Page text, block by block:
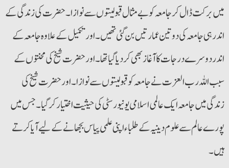
میں برکت ڈال کر جامعہ کو بے مثال قبولیتوں سے نوازا۔ حضرت کی زندگی کے
اندر ہی جامعہ کی دو تین عمارتیں بن گئی تھیں۔ اورتکمیل کے علاوہ جامعہ کے
اندر دوسرے درجات کا آغازبھی کردیا گیا تھا۔ اورحضرت شیخ کی محنتوں کے
سبب اللہ رب العزت نے جامعہ کو قبولیتوں سے نوازا۔ اور حضرت شیخ کی
زندگی میں جامعہ ایک عالمی اسلامی یونیورسٹی کی حیثیت اختیارکرگیا۔ جس میں
پورے عالم سے علوم دینیہ کے طلباء اپنی علمی پیاس بجھانے کے لیے آیا کرتے
ہیں۔